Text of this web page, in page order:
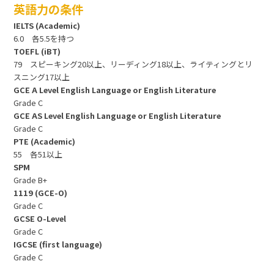
英語力の条件
IELTS (Academic)
6.0 各5.5を持つ
TOEFL (iBT)
79 スピーキング20以上、リーディング18以上、ライティングとリ
スニング17以上
GCE A Level English Language or English Literature
Grade C
GCE AS Level English Language or English Literature
Grade C
PTE (Academic)
55 各51以上
SPM
Grade B+
1119 (GCE-O)
Grade C
GCSE O-Level
Grade C
IGCSE (first language)
Grade C